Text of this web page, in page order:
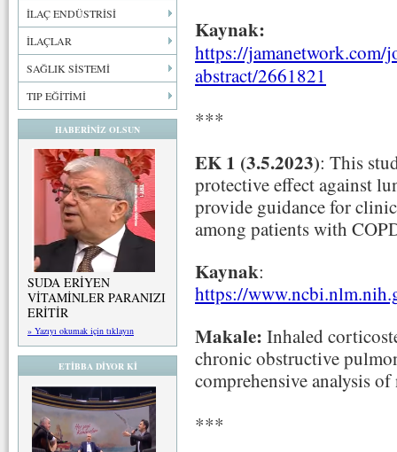
İLAÇ ENDÜSTRİSİ
İLAÇLAR
SAĞLIK SİSTEMİ
TIP EĞİTİMİ
HABERİNİZ OLSUN
SUDA ERİYEN
VİTAMİNLER PARANIZI
ERİTİR
» Yazıyı okumak için tıklayın
ETİBBA DİYOR Kİ
Kaynak:
https://jamanetwork.com/
abstract/2661821
***
EK 1 (3.5.2023): This
protective effect against
provide guidance for
among patients with
Kaynak:
https://
Makale: Inhaled
chronic obstructive
comprehensive analysis
***